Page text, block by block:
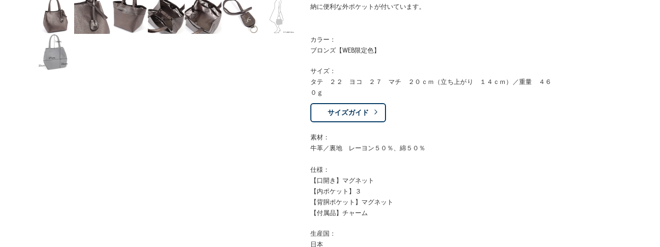
納に便利な外ポケットが付いています。
カラー：
ブロンズ【WEB限定色】
サイズ：
タテ ２２ ヨコ ２７ マチ ２０ｃｍ（立ち上がり １４ｃｍ）／重量 ４６
０ｇ
サイズガイド
素材：
牛革／裏地 レーヨン５０％、綿５０％
仕様：
【口開き】マグネット
【内ポケット】３
【背胴ポケット】マグネット
【付属品】チャーム
生産国：
日本